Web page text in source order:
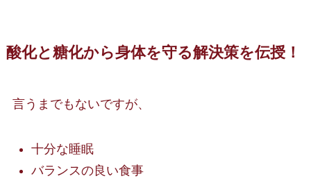
酸化と糖化から身体を守る解決策を伝授！
言うまでもないですが、
十分な睡眠
バランスの良い食事